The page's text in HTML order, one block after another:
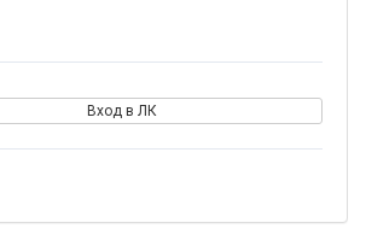
Вход в ЛК